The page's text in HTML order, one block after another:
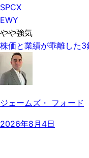
SPCX
EWY
やや強気
株価と業績が乖離した
ジェームズ・ フォード
2026年8月4日